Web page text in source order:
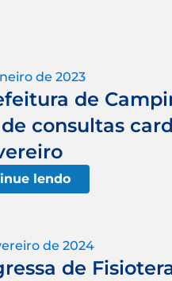
de 2023
de
consultas
lendo
de 2024
de